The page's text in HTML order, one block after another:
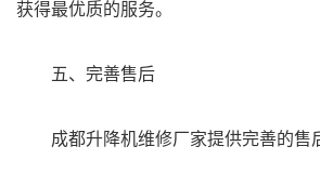
获得最优质的服务。
五、完善售后
成都升降机维修厂家提供完善的售